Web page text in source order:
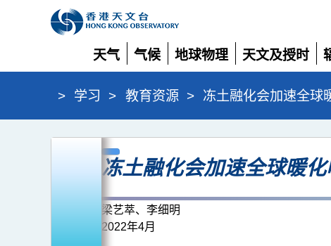
天气
展
开
气候
展
开
地球物理
展
开
天文及授时
展
开
> 学习 > 教育资源 > 冻土融化会加速全球
融
化
会
冻土融化会加速全球暖化
梁艺萃、李细明
2022年4月